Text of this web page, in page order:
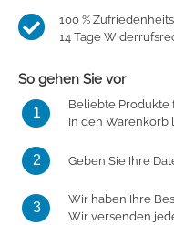
100 %
14 Tage
So gehen Sie vor
1
Beliebte Produkte
In den Warenkorb
2 Geben Sie Ihre
3
Wir haben Ihre
Wir versenden